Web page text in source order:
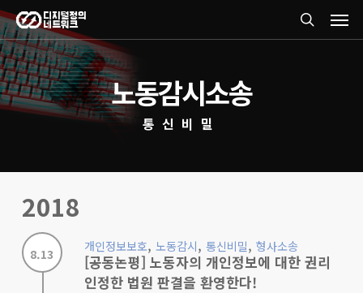
Skip
to
main
content
search
노동감시소송
통신비밀
2018
8.13 개인정보보호, 노동감시, 통신비밀, 형사소송
[공동논평] 노동자의 개인정보에 대한 권리
인정한 법원 판결을 환영한다!